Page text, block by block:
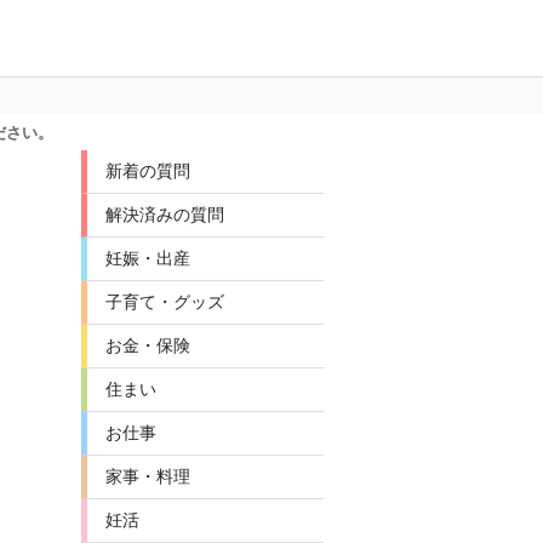
い。
新着の質問
解決済みの質問
妊娠・出産
子育て・グッズ
お金・保険
住まい
お仕事
家事・料理
妊活